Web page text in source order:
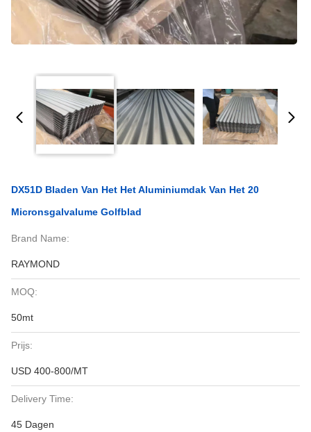
DX51D Bladen Van Het Het Aluminiumdak Van Het 20
Micronsgalvalume Golfblad
Brand Name:
RAYMOND
MOQ:
50mt
Prijs:
USD 400-800/MT
Delivery Time:
45 Dagen